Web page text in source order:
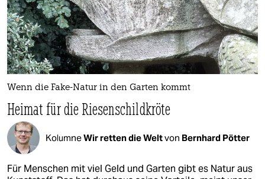
Wenn die Fake-Natur in den Garten kommt
Heimat für die Riesenschildkröte
KolumneWir retten die Weltvon Bernhard Pötter
Für Menschen mit viel Geld und Garten gibt es Natur aus